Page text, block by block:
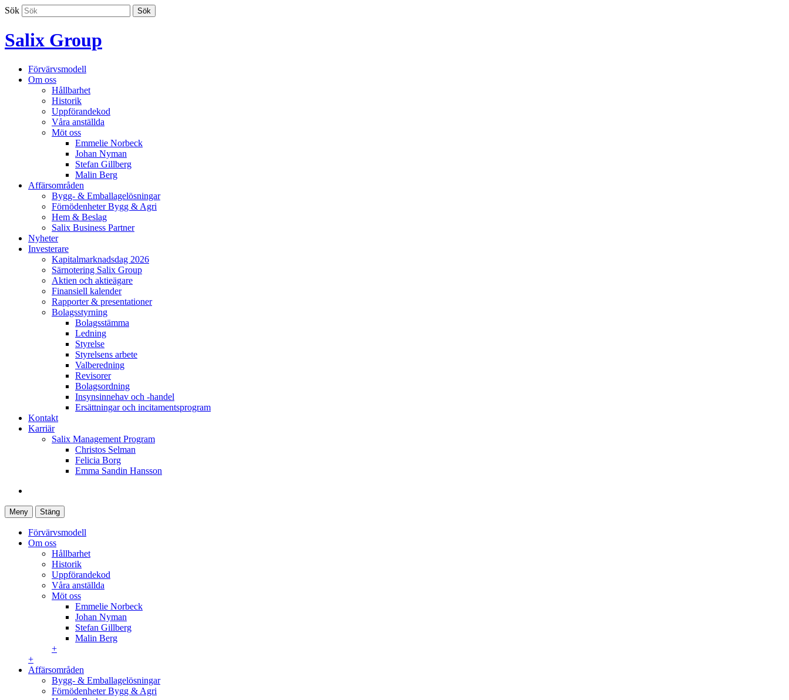
Hoppa
Sök Sök
Salix Group
Förvärvsmodell
Om oss
Hållbarhet
Historik
Uppförandekod
Våra anställda
Möt oss
Emmelie Norbeck
Johan Nyman
Stefan Gillberg
Malin Berg
Affärsområden
Bygg- & Emballagelösningar
Förnödenheter Bygg & Agri
Hem & Beslag
Salix Business Partner
Nyheter
Investerare
Kapitalmarknadsdag 2026
Särnotering Salix Group
Aktien och aktieägare
Finansiell kalender
Rapporter & presentationer
Bolagsstyrning
Bolagsstämma
Ledning
Styrelse
Styrelsens arbete
Valberedning
Revisorer
Bolagsordning
Insynsinnehav och -handel
Ersättningar och incitamentsprogram
Kontakt
Karriär
Salix Management Program
Christos Selman
Felicia Borg
Emma Sandin Hansson
Meny Stäng
Förvärvsmodell
Om oss
Hållbarhet
Historik
Uppförandekod
Våra anställda
Möt oss
Emmelie Norbeck
Johan Nyman
Stefan Gillberg
Malin Berg
+
+
Affärsområden
Bygg- & Emballagelösningar
Förnödenheter Bygg & Agri